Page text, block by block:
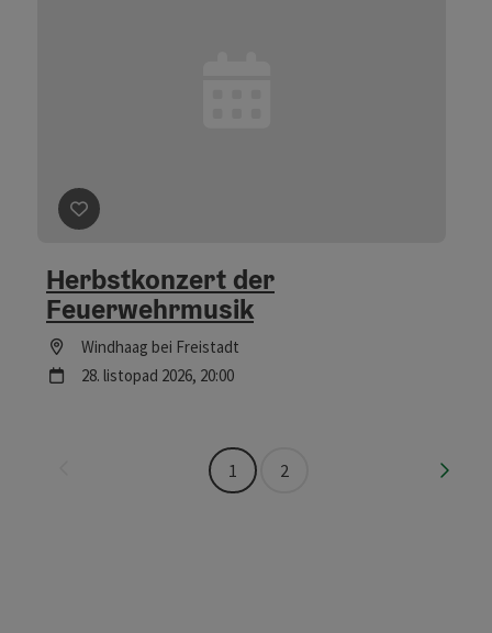
Označit příspěvek
Herbstkonzert der
Feuerwehrmusik
Lokace
Windhaag bei Freistadt
další termín
28. listopad 2026, 20:00
1 2 na